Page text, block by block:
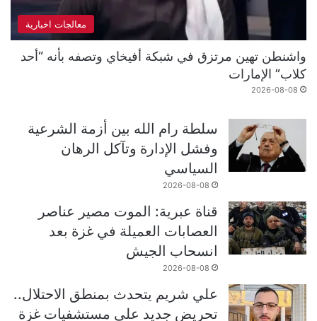
معالجات اخبارية
واشنطن تهين مرتزق في شبكة أفيخاي وتصفه بأنه “أحد
كلاب” الإمارات
2026-08-08
سلطة رام الله بين أزمة الشرعية
وفشل الإدارة وتآكل الرهان
السياسي
2026-08-08
قناة عبرية: الموت مصير عناصر
العصابات العميلة في غزة بعد
انسحاب الجيش
2026-08-08
علي شريم يتحدث بمنطق الاحتلال..
تحريض جديد على مستشفيات غزة